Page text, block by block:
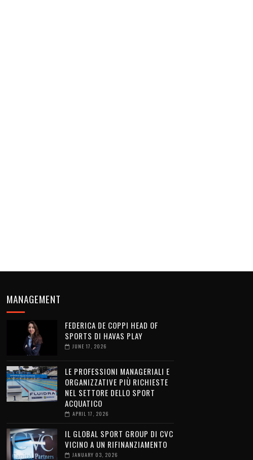
MANAGEMENT
FEDERICA DE COPPI HEAD OF
SPORTS DI HAVAS PLAY
JUNE 17, 2026
LE PROFESSIONI MANAGERIALI E
ORGANIZZATIVE PIÙ RICHIESTE
NEL SETTORE DELLO SPORT
ACQUATICO
APRIL 17, 2026
IL GLOBAL SPORT GROUP DI CVC
VICINO A UN RIFINANZIAMENTO
JANUARY 03, 2026